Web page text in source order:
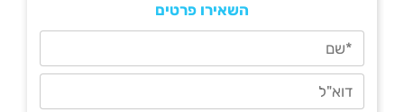
השאירו פרטים